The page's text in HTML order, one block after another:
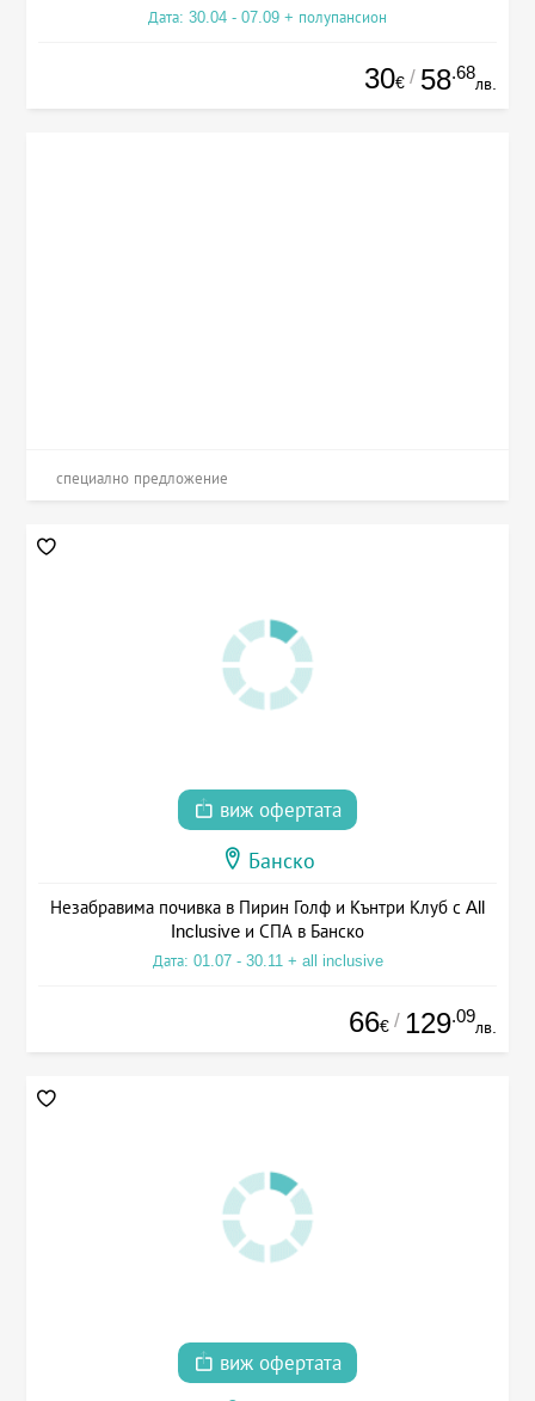
Дата: 30.04 - 07.09 + полупансион
30€ / 58.68
лв.
специално предложение
виж офертата
Банско
Незабравима почивка в Пирин Голф и Кънтри Клуб с All
Inclusive и СПА в Банско
Дата: 01.07 - 30.11 + all inclusive
66€ / 129.09
лв.
виж офертата